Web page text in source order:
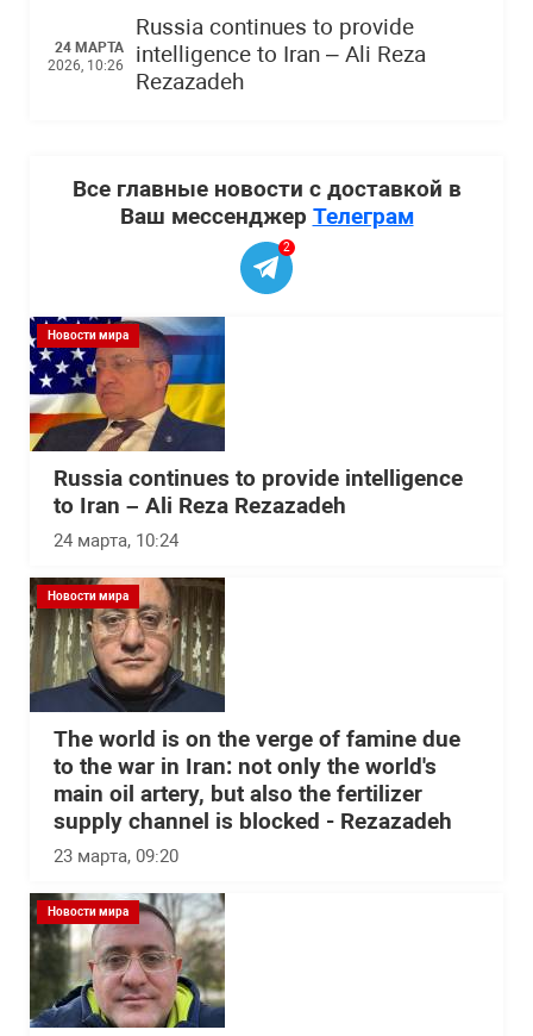
24 МАРТА
2026, 10:26
Russia continues to provide
intelligence to Iran – Ali Reza
Rezazadeh
Все главные новости с доставкой в
Ваш мессенджер Телеграм
2
Новости мира
Russia continues to provide intelligence
to Iran – Ali Reza Rezazadeh
24 марта, 10:24
Новости мира
The world is on the verge of famine due
to the war in Iran: not only the world's
main oil artery, but also the fertilizer
supply channel is blocked - Rezazadeh
23 марта, 09:20
Новости мира